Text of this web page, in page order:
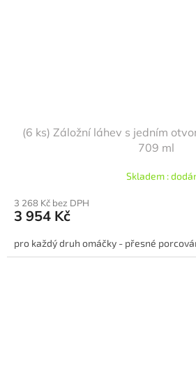
(6 ks) Záložní láhev s jedním
709 ml
Skladem :
3 268 Kč bez DPH
3 954 Kč
pro každý druh omáčky - přesné